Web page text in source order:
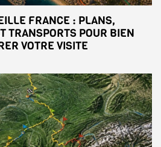
FRANCE : PLANS,
TRANSPORTS POUR BIEN
VOTRE VISITE